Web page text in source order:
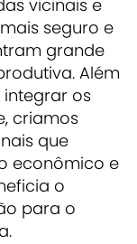
vicinais e
seguro e
grande
Além
integrar os
criamos
que
econômico e
o
para o